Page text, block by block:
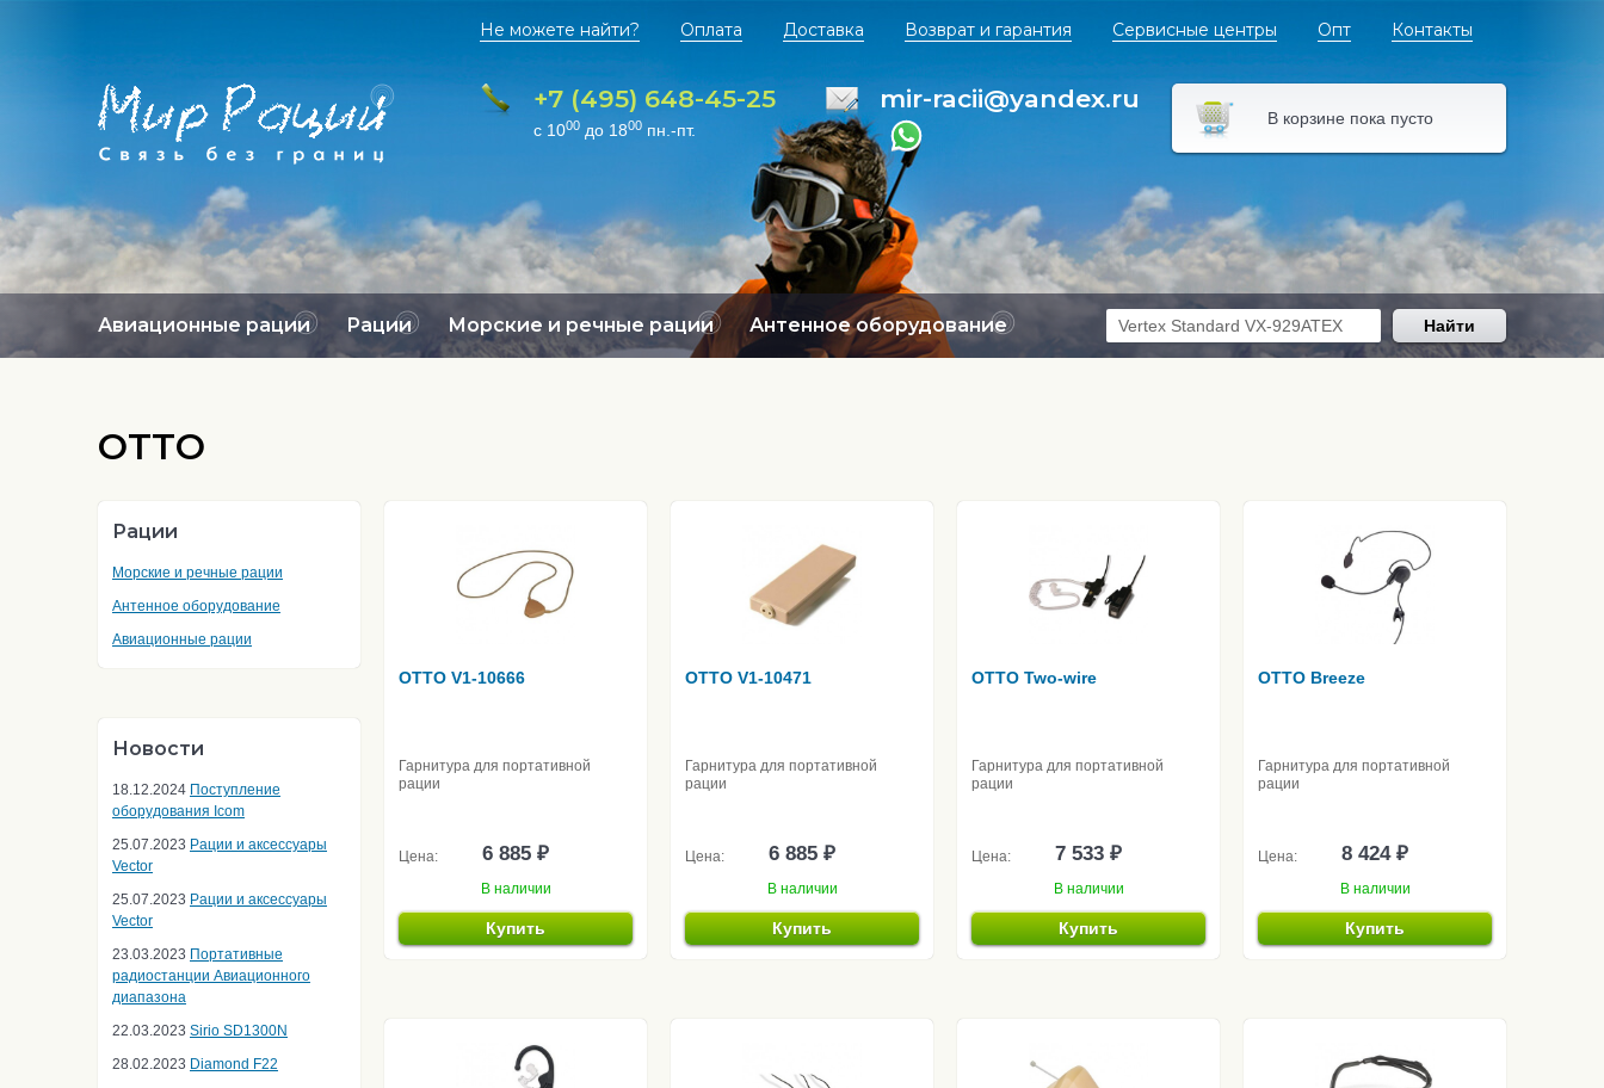
Не можете найти? Оплата Доставка Возврат и гарантия Сервисные центры Опт Контакты
+7 (495) 648-45-25
с 1000 до 1800 пн.-пт.
mir-racii@yandex.ru
В корзине пока пусто
Авиационные рации Рации Морские и речные рации Антенное оборудование Найти
OTTO
Рации
Морские и речные рации
Антенное оборудование
Авиационные рации
Новости
18.12.2024 Поступление
оборудования Icom
25.07.2023 Рации и аксессуары
Vector
25.07.2023 Рации и аксессуары
Vector
23.03.2023 Портативные
радиостанции Авиационного
диапазона
22.03.2023 Sirio SD1300N
28.02.2023 Diamond F22
OTTO V1-10666
Гарнитура для портативной
рации
Цена: 6 885 ₽
В наличии
Купить
OTTO V1-10471
Гарнитура для портативной
рации
Цена: 6 885 ₽
В наличии
Купить
OTTO Two-wire
Гарнитура для портативной
рации
Цена: 7 533 ₽
В наличии
Купить
OTTO Breeze
Гарнитура для портативной
рации
Цена: 8 424 ₽
В наличии
Купить